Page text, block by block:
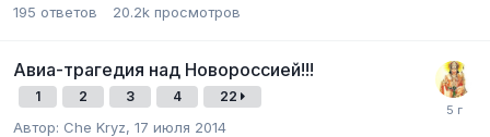
195 ответов 20.2k просмотров
Авиа-трагедия над Новороссией!!!
1 2 3 4 22
Автор: Che Kryz, 17 июля 2014